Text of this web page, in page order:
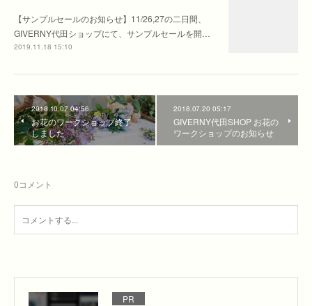
【サンプルセールのお知らせ】11/26,27の二日間、
GIVERNY代田ショップにて、サンプルセールを開…
2019.11.18 15:10
2018.10.07 04:56
お花のワークショップ終了
しました
2018.07.20 05:17
GIVERNY代田SHOP お花の
ワークショップのお知らせ
0コメント
PR